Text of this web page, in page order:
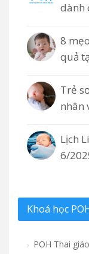
dành
8
quả
Trẻ
nhân
Lịch
6/
Khoá học
POH Thai